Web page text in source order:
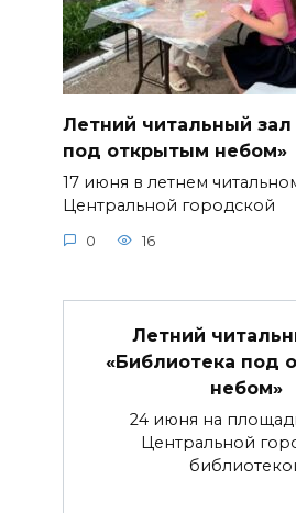
Летний читальный зал
под открытым небом»
17 июня в летнем
Центральной городской
0 16
Летний
«Библиотека под
небом»
24 июня на
Центральной